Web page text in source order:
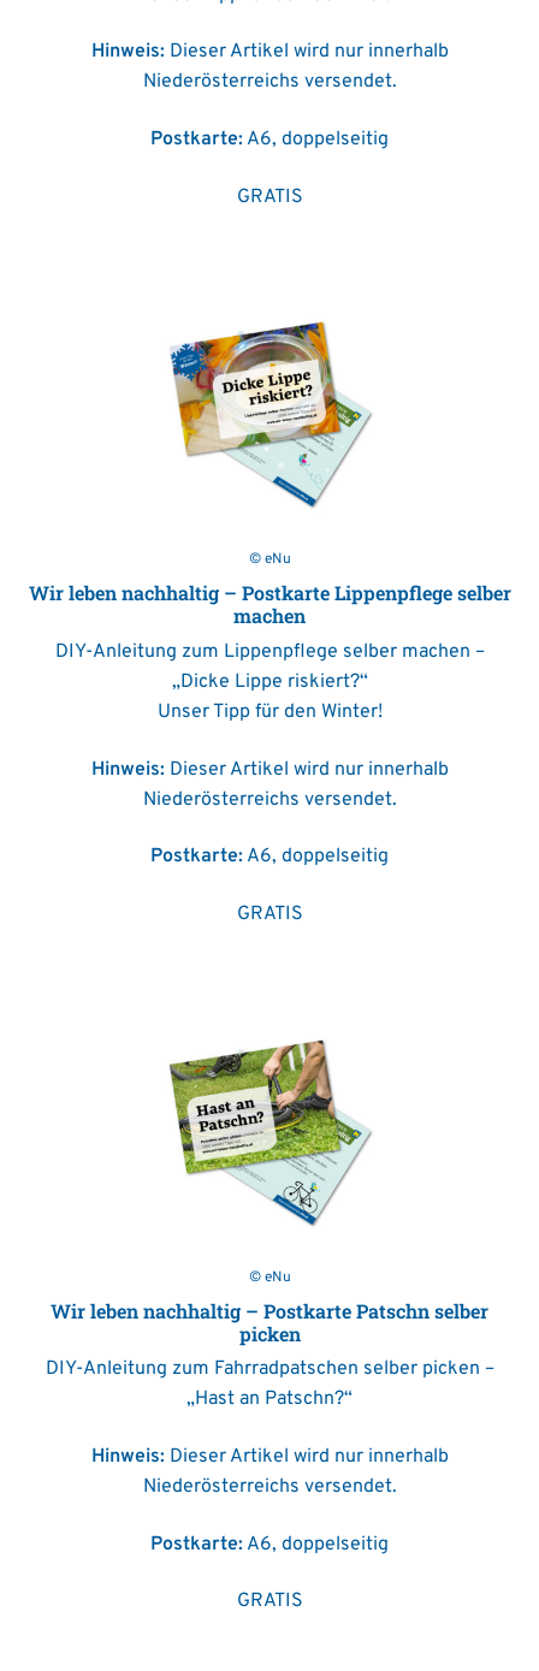
Hinweis:Dieser Artikel wird nur innerhalb
Niederösterreichs versendet.
Postkarte: A6, doppelseitig
GRATIS
© eNu
Wir leben nachhaltig – Postkarte Lippenpflege selber
machen
DIY-Anleitung zum Lippenpflege selber machen –
„Dicke Lippe riskiert?“
Unser Tipp für den Winter!
Hinweis:Dieser Artikel wird nur innerhalb
Niederösterreichs versendet.
Postkarte: A6, doppelseitig
GRATIS
© eNu
Wir leben nachhaltig – Postkarte Patschn selber
picken
DIY-Anleitung zum Fahrradpatschen selber picken –
„Hast an Patschn?“
Hinweis:Dieser Artikel wird nur innerhalb
Niederösterreichs versendet.
Postkarte: A6, doppelseitig
GRATIS